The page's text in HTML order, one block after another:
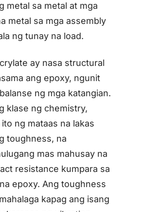
metal sa metal at mga
metal sa mga assembly
ng tunay na load.
ay nasa structural
ang epoxy, ngunit
ng mga katangian.
klase ng chemistry,
ng mataas na lakas
toughness, na
mas mahusay na
resistance kumpara sa
epoxy. Ang toughness
kapag ang isang